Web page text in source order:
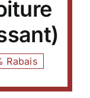
Rabais